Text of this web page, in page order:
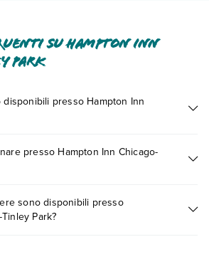
su Hampton Inn
Park
presso Hampton Inn
Chicago-Tinley Park. Scoprile tutte nella
presso Hampton Inn Chicago-
es. date, condizioni dell'hotel, ecc).
compila il motore di ricerca e scegli
sono disponibili presso
Park?